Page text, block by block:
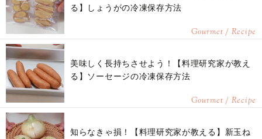
る】しょうがの冷凍保存方法
Gourmet / Recipe
美味しく長持ちさせよう！【料理研究家が教え
る】ソーセージの冷凍保存方法
Gourmet / Recipe
知らなきゃ損！【料理研究家が教える】新玉ね